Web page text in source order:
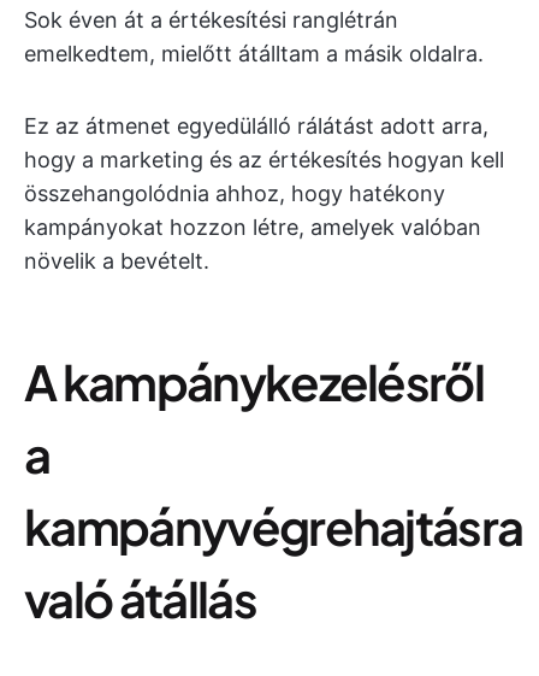
Sok éven át a értékesítési ranglétrán
emelkedtem, mielőtt átálltam a másik oldalra.
Ez az átmenet egyedülálló rálátást adott arra,
hogy a marketing és az értékesítés hogyan kell
összehangolódnia ahhoz, hogy hatékony
kampányokat hozzon létre, amelyek valóban
növelik a bevételt.
A kampánykezelésről
a
kampányvégrehajtásra
való átállás